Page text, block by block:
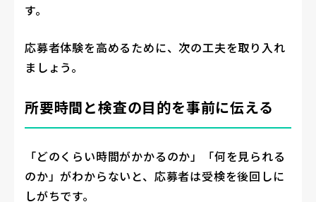
す。
応募者体験を高めるために、次の工夫を取り入れ
ましょう。
所要時間と検査の目的を事前に伝える
「どのくらい時間がかかるのか」「何を見られる
のか」がわからないと、応募者は受検を後回しに
しがちです。